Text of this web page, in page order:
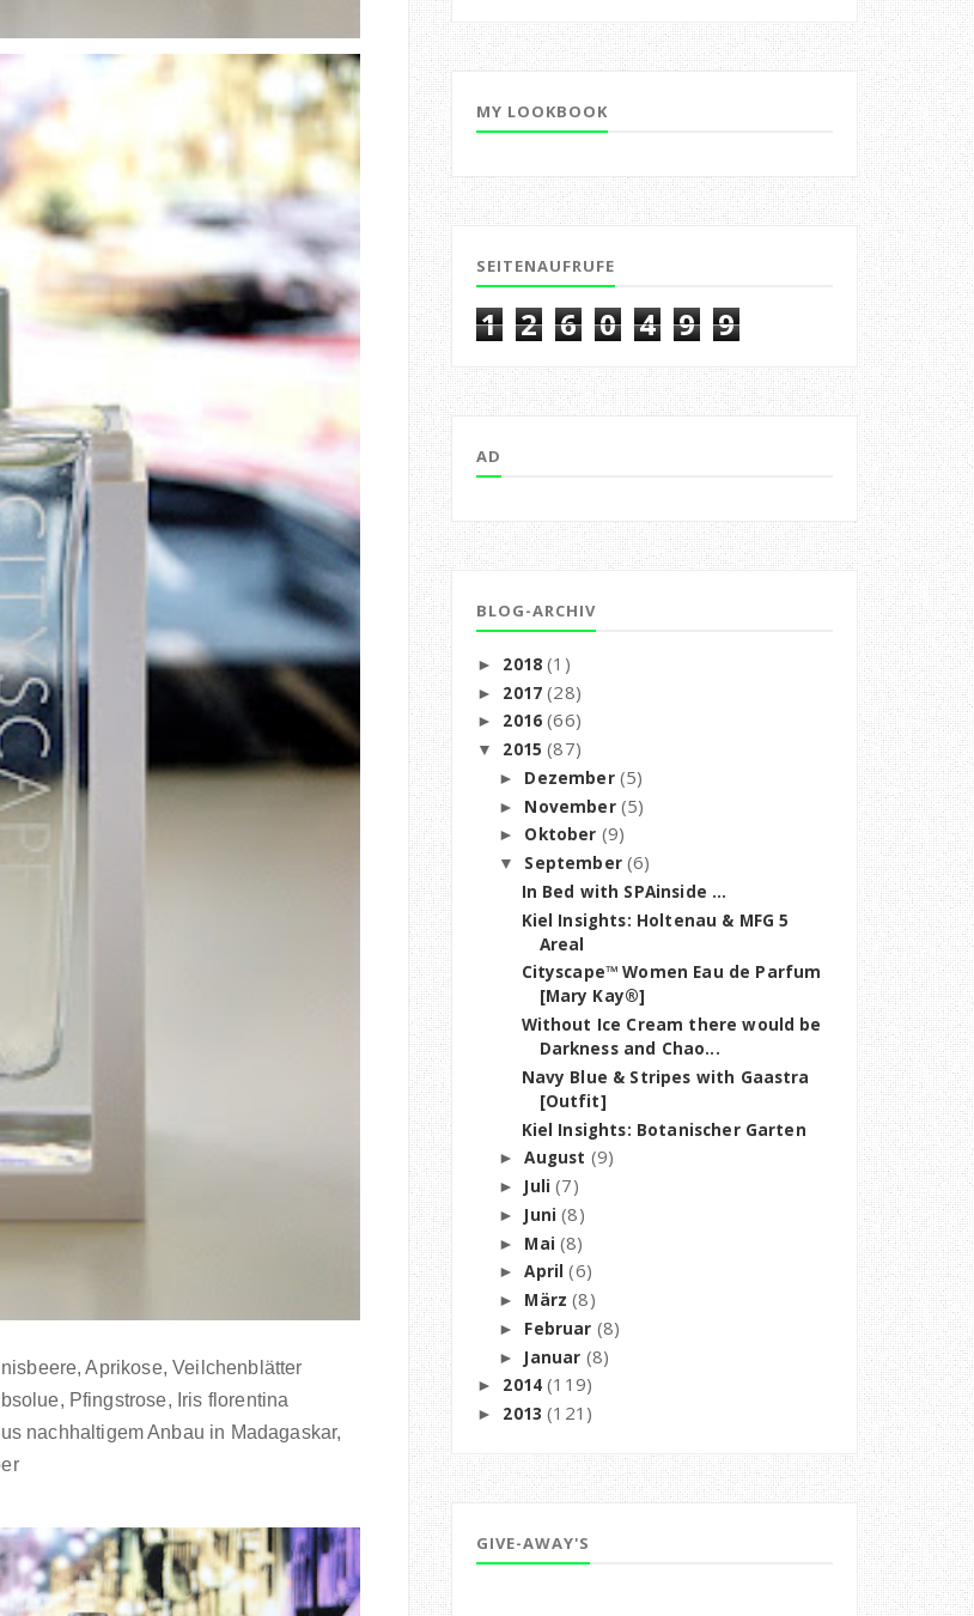
Aprikose, Veilchenblätter
Pfingstrose, Iris florentina
nachhaltigem Anbau in Madagaskar,
MY LOOKBOOK
SEITENAUFRUFE
1 2 6 0 4 9 9
AD
BLOG-ARCHIV
► 2018(1)
► 2017(28)
► 2016(66)
▼ 2015(87)
► Dezember (5)
► November (5)
► Oktober (9)
▼ September(6)
In Bed with SPAinside ...
Kiel Insights: Holtenau & MFG 5
Areal
Cityscape™ Women Eau de Parfum
[Mary Kay®]
Without Ice Cream there would be
Darkness and Chao...
Navy Blue & Stripes with Gaastra
[Outfit]
Kiel Insights: Botanischer Garten
►August (9)
► Juli(7)
► Juni(8)
► Mai(8)
►April(6)
► März(8)
► Februar (8)
► Januar (8)
► 2014(119)
► 2013(121)
GIVE-AWAY'S